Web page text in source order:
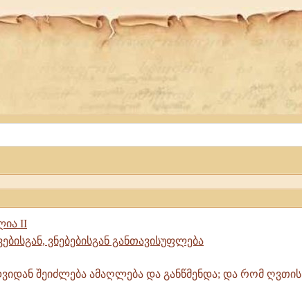
II
ვნებებისგან განთავისუფლება
შეიძლება ამაღლება და განწმენდა; და რომ ღვთის